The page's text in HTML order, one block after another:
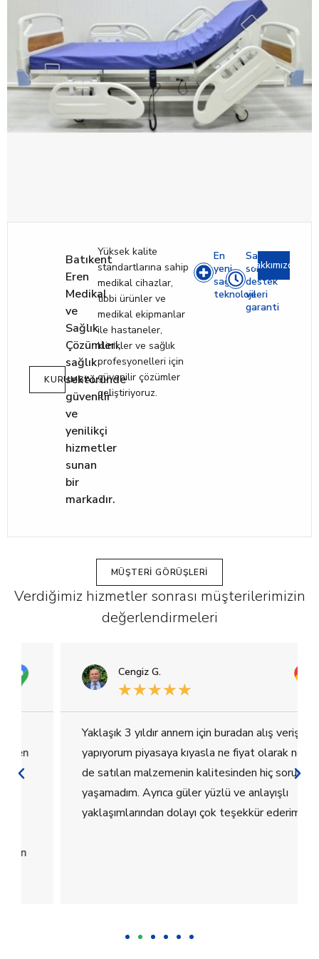
KURUMSAL
Batıkent
Eren
Medikal
ve
Sağlık
Çözümleri,
sağlık
sektöründe
güvenilir
ve
yenilikçi
hizmetler
sunan
bir
markadır.
Yüksek kalite
standartlarına sahip
medikal cihazlar,
tıbbi ürünler ve
medikal ekipmanlar
ile hastaneler,
klinikler ve sağlık
profesyonelleri için
güvenilir çözümler
geliştiriyoruz.
En
yeni
sağlık
teknolojileri
Satış
sonrası
destek
ve
garanti
Hakkımızda
MÜŞTERI GÖRÜŞLERI
Verdiğimiz hizmetler sonrası müşterilerimizin
değerlendirmeleri
Cengiz G.
★★ ★★★
Yaklaşık 3 yıldır annem için buradan alış veriş
yapıyorum piyasaya kıyasla ne fiyat olarak ne
de satılan malzemenin kalitesinden hiç sorun
yaşamadım. Ayrıca güler yüzlü ve anlayışlı
yaklaşımlarından dolayı çok teşekkür ederim.